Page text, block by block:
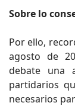
Sobre lo
Por ello,
agosto de
debate una
partidarios
necesarios